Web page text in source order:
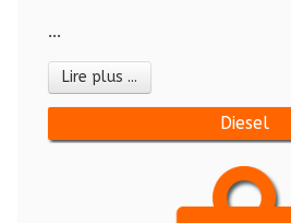
...
Lire plus ...
Diesel